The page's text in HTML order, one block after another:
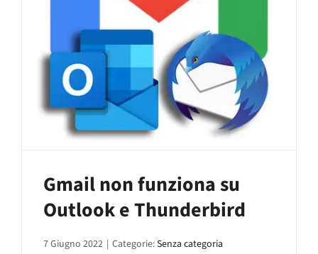
Gmail non funziona su
Outlook e Thunderbird
7 Giugno 2022 | Categorie:Senza categoria